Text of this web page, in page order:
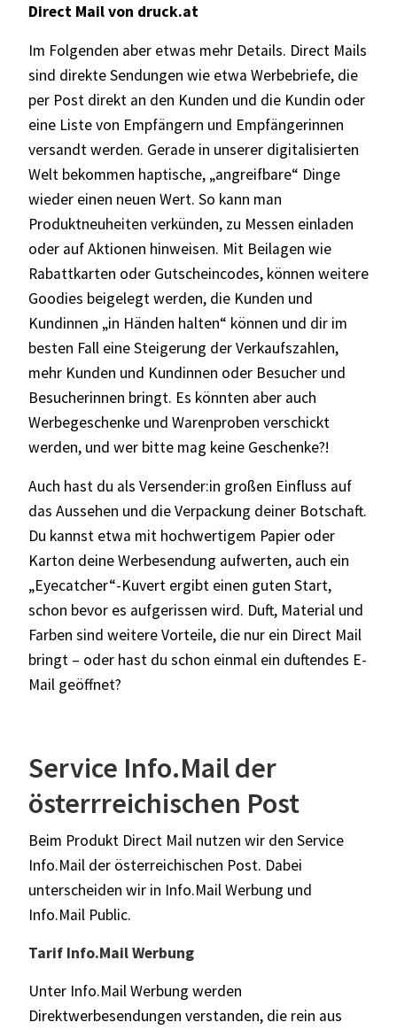
Direct Mail von druck.at
Im Folgenden aber etwas mehr Details. Direct Mails
sind direkte Sendungen wie etwa Werbebriefe, die
per Post direkt an den Kunden und die Kundin oder
eine Liste von Empfängern und Empfängerinnen
versandt werden. Gerade in unserer digitalisierten
Welt bekommen haptische, „angreifbare“ Dinge
wieder einen neuen Wert. So kann man
Produktneuheiten verkünden, zu Messen einladen
oder auf Aktionen hinweisen. Mit Beilagen wie
Rabattkarten oder Gutscheincodes, können weitere
Goodies beigelegt werden, die Kunden und
Kundinnen „in Händen halten“ können und dir im
besten Fall eine Steigerung der Verkaufszahlen,
mehr Kunden und Kundinnen oder Besucher und
Besucherinnen bringt. Es könnten aber auch
Werbegeschenke und Warenproben verschickt
werden, und wer bitte mag keine Geschenke?!
Auch hast du als Versender:in großen Einfluss auf
das Aussehen und die Verpackung deiner Botschaft.
Du kannst etwa mit hochwertigem Papier oder
Karton deine Werbesendung aufwerten, auch ein
„Eyecatcher“-Kuvert ergibt einen guten Start,
schon bevor es aufgerissen wird. Duft, Material und
Farben sind weitere Vorteile, die nur ein Direct Mail
bringt – oder hast du schon einmal ein duftendes E-
Mail geöffnet?
Service Info.Mail der
österrreichischen Post
Beim Produkt Direct Mail nutzen wir den Service
Info.Mail der österreichischen Post. Dabei
unterscheiden wir in Info.Mail Werbung und
Info.Mail Public.
Tarif Info.Mail Werbung
Unter Info.Mail Werbung werden
Direktwerbesendungen verstanden, die rein aus